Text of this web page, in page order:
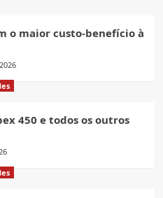
o maior custo-benefício à
450 e todos os outros